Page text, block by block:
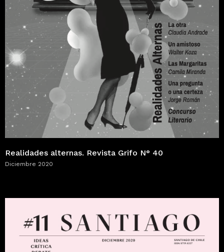
Realidades alternas. Revista Grifo N° 40
Diciembre 2020